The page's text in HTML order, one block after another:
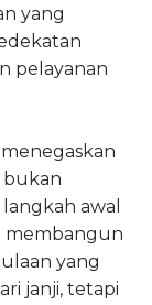
yang
pelayanan
bukan
awal
membangun
yang
janji, tetapi